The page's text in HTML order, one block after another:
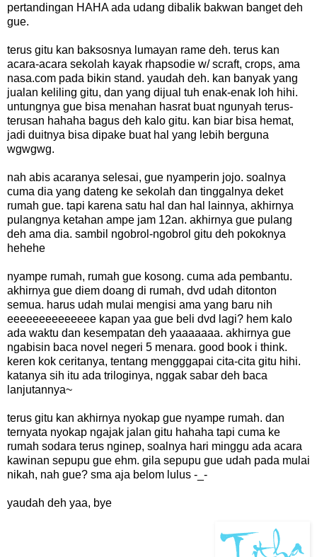
pertandingan HAHA ada udang dibalik bakwan banget deh
gue.
terus gitu kan baksosnya lumayan rame deh. terus kan
acara-acara sekolah kayak rhapsodie w/ scraft, crops, ama
nasa.com pada bikin stand. yaudah deh. kan banyak yang
jualan keliling gitu, dan yang dijual tuh enak-enak loh hihi.
untungnya gue bisa menahan hasrat buat ngunyah terus-
terusan hahaha bagus deh kalo gitu. kan biar bisa hemat,
jadi duitnya bisa dipake buat hal yang lebih berguna
wgwgwg.
nah abis acaranya selesai, gue nyamperin jojo. soalnya
cuma dia yang dateng ke sekolah dan tinggalnya deket
rumah gue. tapi karena satu hal dan hal lainnya, akhirnya
pulangnya ketahan ampe jam 12an. akhirnya gue pulang
deh ama dia. sambil ngobrol-ngobrol gitu deh pokoknya
hehehe
nyampe rumah, rumah gue kosong. cuma ada pembantu.
akhirnya gue diem doang di rumah, dvd udah ditonton
semua. harus udah mulai mengisi ama yang baru nih
eeeeeeeeeeeeee kapan yaa gue beli dvd lagi? hem kalo
ada waktu dan kesempatan deh yaaaaaaa. akhirnya gue
ngabisin baca novel negeri 5 menara. good book i think.
keren kok ceritanya, tentang mengggapai cita-cita gitu hihi.
katanya sih itu ada triloginya, nggak sabar deh baca
lanjutannya~
terus gitu kan akhirnya nyokap gue nyampe rumah. dan
ternyata nyokap ngajak jalan gitu hahaha tapi cuma ke
rumah sodara terus nginep, soalnya hari minggu ada acara
kawinan sepupu gue ehm. gila sepupu gue udah pada mulai
nikah, nah gue? sma aja belom lulus -_-
yaudah deh yaa, bye